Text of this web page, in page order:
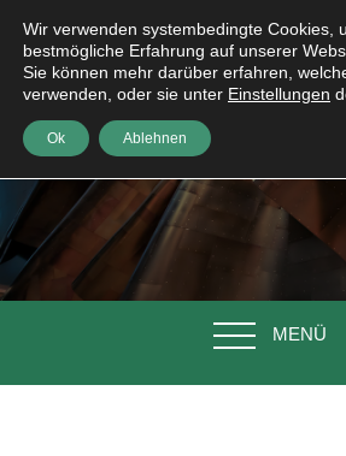
MENÜ
Wir verwenden systembedingte Cookies,
bestmögliche Erfahrung auf unserer
Sie können mehr darüber erfahren,
verwenden, oder sie unter Einstellungen
Ok Ablehnen